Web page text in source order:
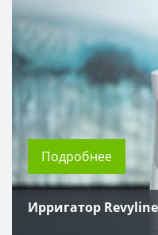
Подробнее
Ирригатор Revyline